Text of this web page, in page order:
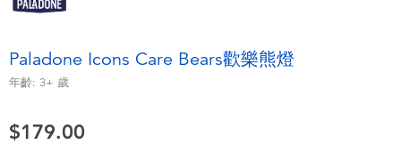
毛毛公仔玩具
夏日用品
Paladone Icons Care Bears歡樂熊燈
年齡: 3+ 歲
$179.00